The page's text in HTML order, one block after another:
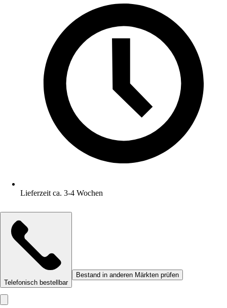
Lieferzeit ca. 3-4 Wochen
Telefonisch bestellbar
Bestand in anderen Märkten prüfen